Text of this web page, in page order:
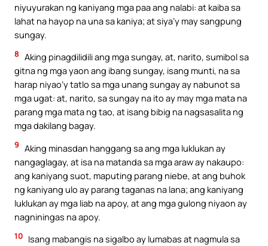
niyuyurakan ng kaniyang mga paa ang nalabi: at kaiba sa
lahat na hayop na una sa kaniya; at siya’y may sangpung
sungay.
8 Aking pinagdilidili ang mga sungay, at, narito, sumibol sa
gitna ng mga yaon ang ibang sungay, isang munti, na sa
harap niyao’y tatlo sa mga unang sungay ay nabunot sa
mga ugat: at, narito, sa sungay na ito ay may mga mata na
parang mga mata ng tao, at isang bibig na nagsasalita ng
mga dakilang bagay.
9 Aking minasdan hanggang sa ang mga luklukan ay
nangaglagay, at isa na matanda sa mga araw ay nakaupo:
ang kaniyang suot, maputing parang niebe, at ang buhok
ng kaniyang ulo ay parang taganas na lana; ang kaniyang
luklukan ay mga liab na apoy, at ang mga gulong niyaon ay
nagniningas na apoy.
10 Isang mabangis na sigalbo ay lumabas at nagmula sa